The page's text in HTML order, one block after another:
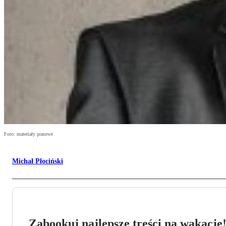
Foto: materiały prasowe
Michał Płociński